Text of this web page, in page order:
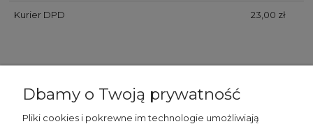
Kurier DPD 23,00 zł
Dbamy o Twoją prywatność
Pliki cookies i pokrewne im technologie umożliwiają